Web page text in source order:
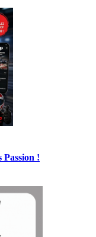
Passion !